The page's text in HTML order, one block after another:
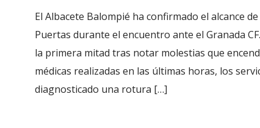
El Albacete Balompié ha confirmado el alcance
Puertas durante el encuentro ante el Granada
la primera mitad tras notar molestias que
médicas realizadas en las últimas horas, los
diagnosticado una rotura […]